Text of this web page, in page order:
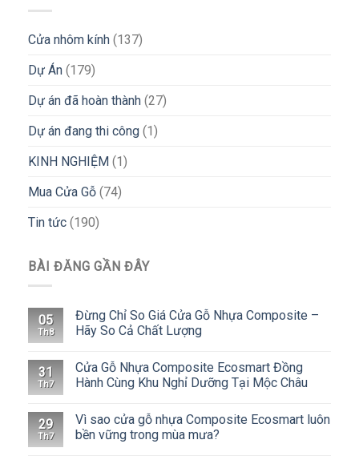
Cửa nhôm kính (137)
Dự Án (179)
Dự án đã hoàn thành (27)
Dự án đang thi công (1)
KINH NGHIỆM (1)
Mua Cửa Gỗ (74)
Tin tức (190)
BÀI ĐĂNG GẦN ĐÂY
05
Th8
Đừng Chỉ So Giá Cửa Gỗ Nhựa Composite –
Hãy So Cả Chất Lượng
31
Th7
Cửa Gỗ Nhựa Composite Ecosmart Đồng
Hành Cùng Khu Nghỉ Dưỡng Tại Mộc Châu
29
Th7
Vì sao cửa gỗ nhựa Composite Ecosmart luôn
bền vững trong mùa mưa?